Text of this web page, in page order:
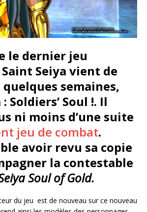
le dernier jeu
Seiya vient de
semaines,
Soldiers’ Soul !. Il
ni moins d’une suite
jeu de combat.
avoir revu sa copie
la contestable
Soul of Gold.
du jeu est de nouveau sur ce nouveau